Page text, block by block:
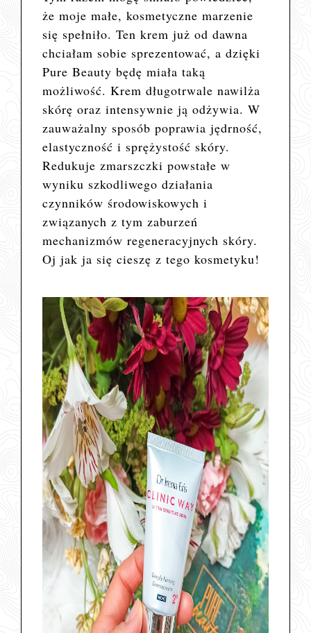
że moje małe, kosmetyczne marzenie
się spełniło. Ten krem już od dawna
chciałam sobie sprezentować, a dzięki
Pure Beauty będę miała taką
możliwość. Krem długotrwale nawilża
skórę oraz intensywnie ją odżywia. W
zauważalny sposób poprawia jędrność,
elastyczność i sprężystość skóry.
Redukuje zmarszczki powstałe w
wyniku szkodliwego działania
czynników środowiskowych i
związanych z tym zaburzeń
mechanizmów regeneracyjnych skóry.
Oj jak ja się cieszę z tego kosmetyku!